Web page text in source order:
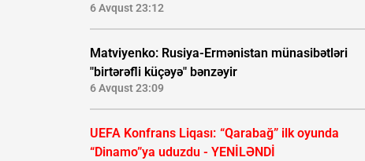
6 Avqust 23:12
Matviyenko: Rusiya-Ermənistan münasibətləri
"birtərəfli küçəyə" bənzəyir
6 Avqust 23:09
UEFA Konfrans Liqası: “Qarabağ” ilk oyunda
“Dinamo”ya uduzdu - YENİLƏNDİ